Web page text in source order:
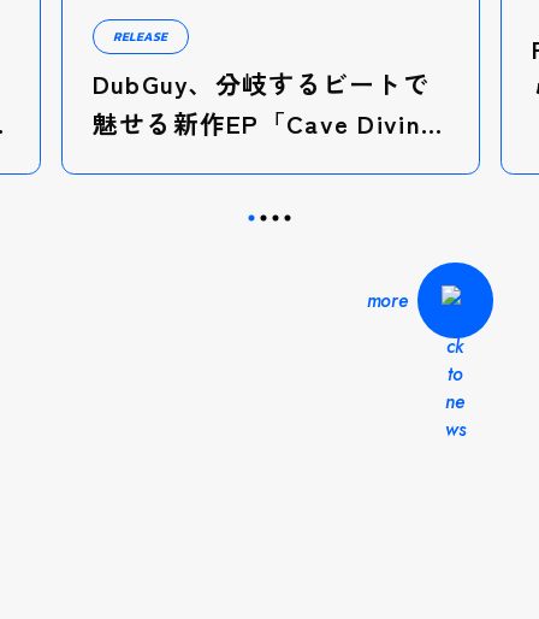
RELEASE
DubGuy、分岐するビートで
魅せる新作EP「Cave Diving
more